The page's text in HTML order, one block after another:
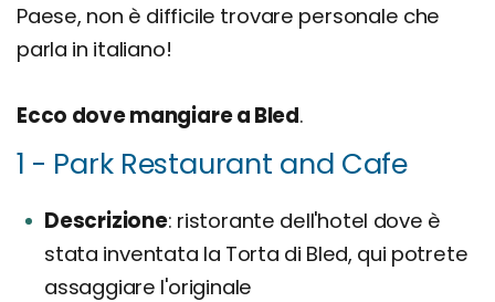
Paese, non è difficile trovare personale che
parla in italiano!
Ecco dove mangiare a Bled.
1 - Park Restaurant and Cafe
Descrizione ristorante dell'hotel dove è
stata inventata la Torta di Bled, qui potrete
assaggiare l'originale